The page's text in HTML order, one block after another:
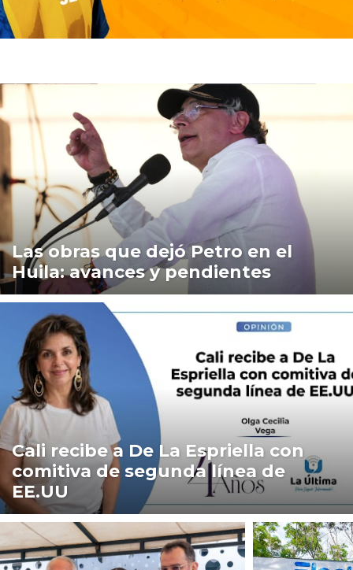
Las obras que dejó Petro en el
Huila: avances y pendientes
Cali recibe a De La Espriella con
comitiva de segunda línea de
EE.UU